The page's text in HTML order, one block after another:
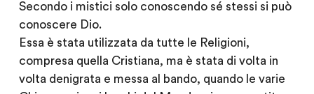
Secondo i mistici solo conoscendo sé stessi si può
conoscere Dio.
Essa è stata utilizzata da tutte le Religioni,
compresa quella Cristiana, ma è stata di volta in
volta denigrata e messa al bando, quando le varie